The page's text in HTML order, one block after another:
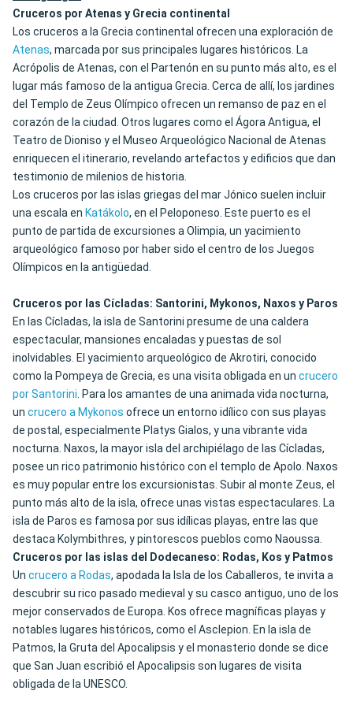
Cruceros por Atenas y Grecia continental
Los cruceros a la Grecia continental ofrecen una exploración de
Atenas, marcada por sus principales lugares históricos. La
Acrópolis de Atenas, con el Partenón en su punto más alto, es el
lugar más famoso de la antigua Grecia. Cerca de allí, los jardines
del Templo de Zeus Olímpico ofrecen un remanso de paz en el
corazón de la ciudad. Otros lugares como el Ágora Antigua, el
Teatro de Dioniso y el Museo Arqueológico Nacional de Atenas
enriquecen el itinerario, revelando artefactos y edificios que dan
testimonio de milenios de historia.
Los cruceros por las islas griegas del mar Jónico suelen incluir
una escala en Katákolo, en el Peloponeso. Este puerto es el
punto de partida de excursiones a Olimpia, un yacimiento
arqueológico famoso por haber sido el centro de los Juegos
Olímpicos en la antigüedad.
Cruceros por las Cícladas: Santorini, Mykonos, Naxos y Paros
En las Cícladas, la isla de Santorini presume de una caldera
espectacular, mansiones encaladas y puestas de sol
inolvidables. El yacimiento arqueológico de Akrotiri, conocido
como la Pompeya de Grecia, es una visita obligada en un crucero
por Santorini. Para los amantes de una animada vida nocturna,
un crucero a Mykonos ofrece un entorno idílico con sus playas
de postal, especialmente Platys Gialos, y una vibrante vida
nocturna. Naxos, la mayor isla del archipiélago de las Cícladas,
posee un rico patrimonio histórico con el templo de Apolo. Naxos
es muy popular entre los excursionistas. Subir al monte Zeus, el
punto más alto de la isla, ofrece unas vistas espectaculares. La
isla de Paros es famosa por sus idílicas playas, entre las que
destaca Kolymbithres, y pintorescos pueblos como Naoussa.
Cruceros por las islas del Dodecaneso: Rodas, Kos y Patmos
Un crucero a Rodas, apodada la Isla de los Caballeros, te invita a
descubrir su rico pasado medieval y su casco antiguo, uno de los
mejor conservados de Europa. Kos ofrece magníficas playas y
notables lugares históricos, como el Asclepion. En la isla de
Patmos, la Gruta del Apocalipsis y el monasterio donde se dice
que San Juan escribió el Apocalipsis son lugares de visita
obligada de la UNESCO.